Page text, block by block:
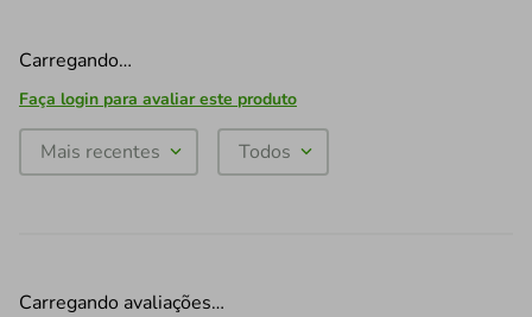
Carregando…
Faça login para avaliar este produto
Mais recentes Todos
Carregando avaliações…